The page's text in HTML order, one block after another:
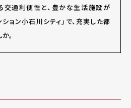
交通利便性と、豊かな生活施設が
ョン小石川シティ」で、充実した都
。